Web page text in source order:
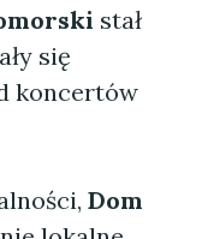
stał
się
koncertów
Dom